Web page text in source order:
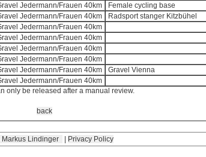
Jedermann/Frauen 40km
Female cycling base
Jedermann/Frauen 40km
Radsport stanger Kitzbühel
Jedermann/Frauen 40km
Jedermann/Frauen 40km
Jedermann/Frauen 40km
Jedermann/Frauen 40km
Jedermann/Frauen 40km
Gravel Vienna
Jedermann/Frauen 40km
only be released after a manual review.
back
Lindinger Privacy Policy